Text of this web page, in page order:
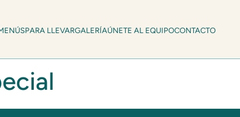
PARA LLEVARGALERÍAÚNETE AL EQUIPOCONTACTO